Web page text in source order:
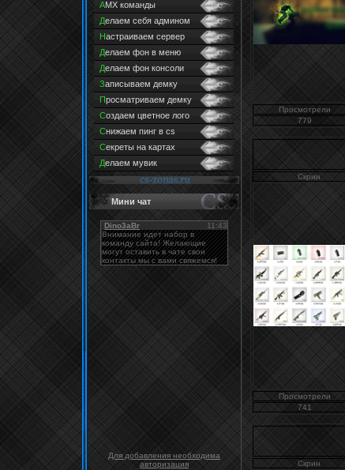
AMX команды
Делаем себя админом
Настраиваем сервер
Делаем фон в меню
Делаем фон консоли
Записываем демку
Просматриваем демку
Создаем цветное лого
Снижаем пинг в cs
Cекреты на картах
Делаем мувик
Мини чат
Для добавления необходима
авторизация
Просмотрели
779
Скрин
Просмотрели
741
Скрин